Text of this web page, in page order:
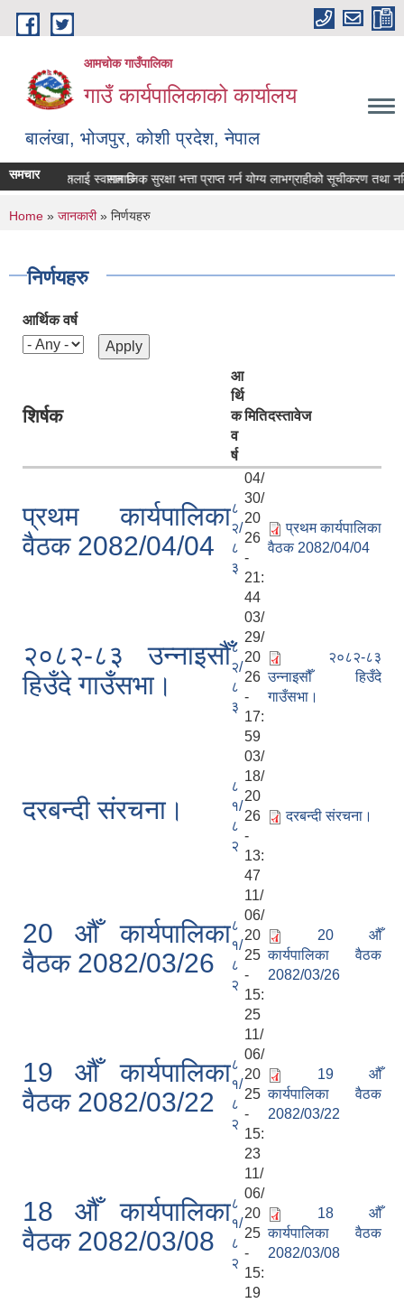
Skip to main content
आमचोक गाउँपालिका
गाउँ कार्यपालिकाको कार्यालय
बालंखा, भोजपुर, कोशी प्रदेश, नेपाल
मा यहाँहरुलाई स्वागत छ ।
समचार
सम्बन्धमा। सामाजिक सुरक्षा भत्ता प्राप्‍त गर्न योग्य लाभग्राहीको सूचीकरण तथा
You are here
Home » जानकारी» निर्णयहरु
निर्णयहरु
आर्थिक वर्ष
शिर्षक
आ
र्थि
क
व
र्ष
मितिदस्तावेज
प्रथम कार्यपालिका
वैठक 2082/04/04
८
२/
८
३
04/
30/
20
26
-
21:
44
प्रथम कार्यपालिका
वैठक 2082/04/04
२०८२-८३ उन्नाइसौँ
हिउँदे गाउँसभा।
८
२/
८
३
03/
29/
20
26
-
17:
59
२०८२-८३
उन्नाइसौँ हिउँदे
गाउँसभा।
दरबन्दी संरचना।
८
१/
८
२
03/
18/
20
26
-
13:
47
दरबन्दी संरचना।
20 औँ कार्यपालिका
वैठक 2082/03/26
८
१/
८
२
11/
06/
20
25
-
15:
25
20 औँ
कार्यपालिका वैठक
2082/03/26
19 औँ कार्यपालिका
वैठक 2082/03/22
८
१/
८
२
11/
06/
20
25
-
15:
23
19 औँ
कार्यपालिका वैठक
2082/03/22
18 औँ कार्यपालिका
वैठक 2082/03/08
८
१/
८
२
11/
06/
20
25
-
15:
19
18 औँ
कार्यपालिका वैठक
2082/03/08